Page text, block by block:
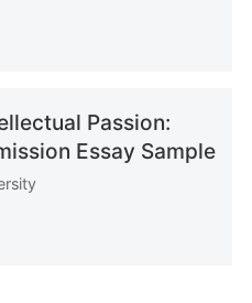
书 4篇文书
Passion:
Essay Sample